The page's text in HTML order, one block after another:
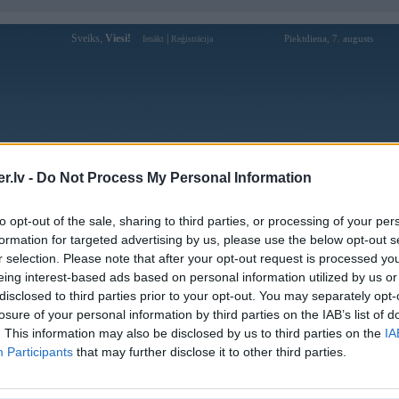
- Do Not Process My Personal Information
opt-out of the sale, sharing to third parties, or processing of your
for targeted advertising by us, please use the below opt-out
selection. Please note that after your opt-out request is processed
interest-based ads based on personal information utilized by us
to third parties prior to your opt-out. You may separately
of your personal information by third parties on the IAB’s list of
This information may also be disclosed by us to third parties on the
Participants that may further disclose it to other third parties.
Sveiks, Viesi! Ienākt Reģistrācija Piektdiena, 7. augusts
« Iepriekšējais attēls| Nākamais attēls »